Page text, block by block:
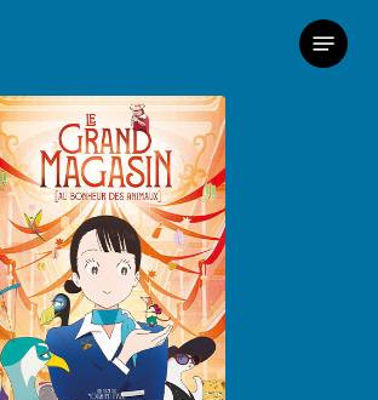
Menu